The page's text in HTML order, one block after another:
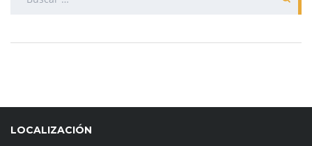
LOCALIZACIÓN